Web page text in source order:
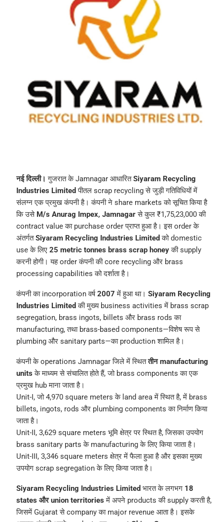
नई दिल्ली। गुजरात के Jamnagar आधारितSiyaram Recycling
Industries Limited पीतल scrap recycling से जुड़ी गतिविधियों में
संलग्न एक प्रमुख कंपनी है। कंपनी ने share markets को सूचित किया है
कि उसे M/s Anurag Impex, Jamnagarसे कुल ₹1,75,23,000 की
contract value का purchase order प्राप्त हुआ है। इस order के
अंतर्गतSiyaram Recycling Industries Limited को domestic
use के लिए 25 metric tonnes brass scrap honeyकी supply
करनी होगी। यह order कंपनी की core recycling और brass
processing capabilities को दर्शाता है।
कंपनी का incorporation वर्ष2007 में हुआ था। Siyaram Recycling
Industries Limited की मुख्य business activities में brass scrap
segregation, brass ingots, billets और brass rods का
manufacturing, तथा brass-based components—विशेष रूप से
plumbing और sanitary parts—का production शामिल है।
कंपनी के operations Jamnagar जिले में स्थिततीन manufacturing
units के माध्यम से संचालित होते हैं, जो brass components का एक
प्रमुख hub माना जाता है।
Unit-I, जो 4,970 square meters के land area में स्थित है, में brass
billets, ingots, rods और plumbing components का निर्माण किया
जाता है।
Unit-II, 3,629 square meters भूमि क्षेत्र पर स्थित है, जिसका उपयोग
brass sanitary parts के manufacturing के लिए किया जाता है।
Unit-III, 3,346 square meters क्षेत्र में फैला हुआ है और इसका मुख्य
उपयोग scrap segregation के लिए किया जाता है।
Siyaram Recycling Industries Limited भारत के लगभग 18
states और union territories में अपने products की supply करती है,
जिसमें Gujarat से company का major revenue आता है। इसके